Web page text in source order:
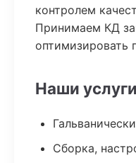
контролем
Принимаем КД
оптимизировать
Наши услуги
Сборка,